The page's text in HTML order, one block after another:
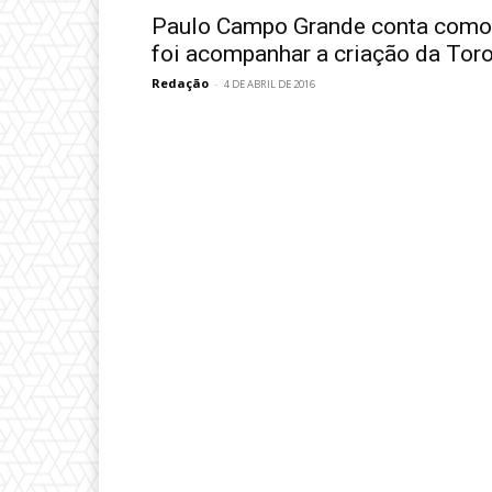
Paulo Campo Grande conta como
foi acompanhar a criação da
Redação - 4 DE ABRIL DE 2016